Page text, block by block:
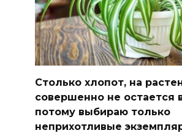
Столько хлопот, на
совершенно не остается
потому выбираю только
неприхотливые